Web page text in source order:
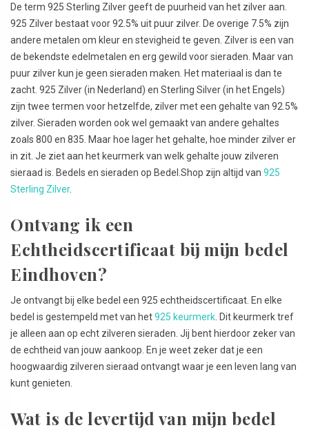
De term 925 Sterling Zilver geeft de puurheid van het zilver aan.
925 Zilver bestaat voor 92.5% uit puur zilver. De overige 7.5% zijn
andere metalen om kleur en stevigheid te geven. Zilver is een van
de bekendste edelmetalen en erg gewild voor sieraden. Maar van
puur zilver kun je geen sieraden maken. Het materiaal is dan te
zacht. 925 Zilver (in Nederland) en Sterling Silver (in het Engels)
zijn twee termen voor hetzelfde, zilver met een gehalte van 92.5%
zilver. Sieraden worden ook wel gemaakt van andere gehaltes
zoals 800 en 835. Maar hoe lager het gehalte, hoe minder zilver er
in zit. Je ziet aan het keurmerk van welk gehalte jouw zilveren
sieraad is. Bedels en sieraden op Bedel.Shop zijn altijd van 925
Sterling Zilver.
Ontvang ik een
Echtheidscertificaat bij mijn bedel
Eindhoven?
Je ontvangt bij elke bedel een 925 echtheidscertificaat. En elke
bedel is gestempeld met van het925 keurmerk . Dit keurmerk tref
je alleen aan op echt zilveren sieraden. Jij bent hierdoor zeker van
de echtheid van jouw aankoop. En je weet zeker dat je een
hoogwaardig zilveren sieraad ontvangt waar je een leven lang van
kunt genieten.
Wat is de levertijd van mijn bedel